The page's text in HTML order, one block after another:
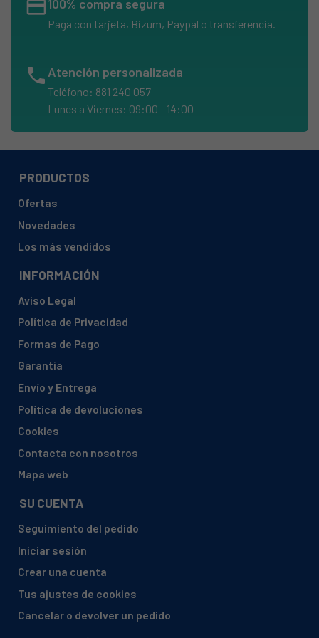
BALAY, 3KE4480A/02
BALAY, 3KE5821A/02
BALAY, 3KE5821A/21
BALAY, 3KE5821N/01
BALAY, 3KE5821N/03
BALAY, 3KE5821N/21
BALAY, 3KE5821N/22
BALAY, 3KE5821N/25
BALAY, 3KE5821N/27
BALAY, 3KE5830A/01
BALAY, 3KE5830A/04
BALAY, 3KE5830A/06
BALAY, 3KE5830A/11
BALAY, 3KE5830A/13
BALAY, 3KE5830A/21
BALAY, 3KE5831A/01
BALAY, 3KE5831A/02
BALAY, 3KE5831A/03
BALAY, 3KE5831A/04
BALAY, 3KE5831A/06
BALAY, 3KE5831A/11
BALAY, 3KE5831A/13
BALAY, 3KE5831A/21
credit_card100% compra segura
Paga con tarjeta, Bizum, Paypal o transferencia.
phone Atención personalizada
Teléfono: 881 240 057
Lunes a Viernes: 09:00 - 14:00
PRODUCTOS
Ofertas
Novedades
Los más vendidos
INFORMACIÓN
Aviso Legal
Política de Privacidad
Formas de Pago
Garantía
Envío y Entrega
Política de devoluciones
Cookies
Contacta con nosotros
Mapa web
SU CUENTA
Seguimiento del pedido
Iniciar sesión
Crear una cuenta
Tus ajustes de cookies
Cancelar o devolver un pedido